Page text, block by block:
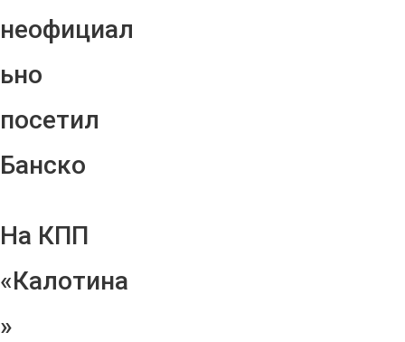
неофициал
ьно
посетил
Банско
На КПП
«Калотина
»